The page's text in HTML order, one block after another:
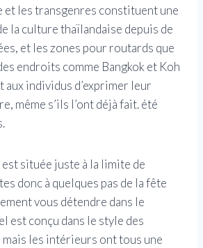
et les transgenres constituent une
la culture thaïlandaise depuis de
et les zones pour routards que
endroits comme Bangkok et Koh
aux individus d’exprimer leur
même s’ils l’ont déjà fait. été
située juste à la limite de
donc à quelques pas de la fête
vous détendre dans le
est conçu dans le style des
mais les intérieurs ont tous une